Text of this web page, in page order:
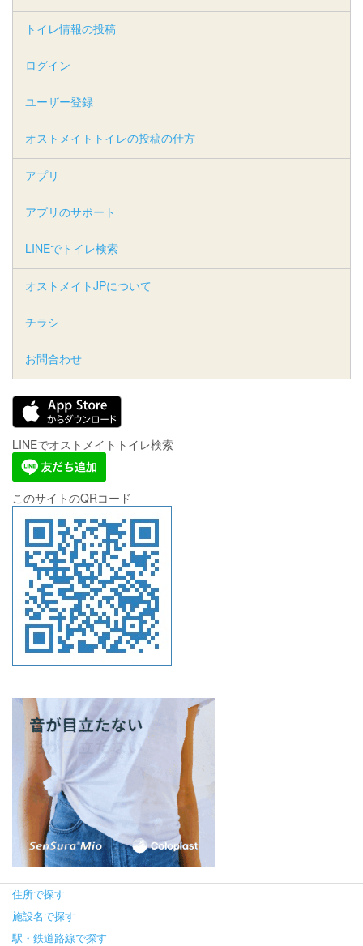
トイレ情報の投稿
ログイン
ユーザー登録
オストメイトトイレの投稿の仕方
アプリ
アプリのサポート
LINEでトイレ検索
オストメイトJPについて
チラシ
お問合わせ
LINEでオストメイトトイレ検索
このサイトのQRコード
住所で探す
施設名で探す
駅・鉄道路線で探す